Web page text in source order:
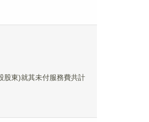
股東)就其未付服務費共計